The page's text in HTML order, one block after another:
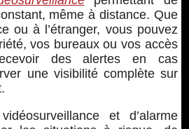
même à distance. Que
ou à l’étranger, vous pouvez
vos bureaux ou vos accès
des alertes en cas
une visibilité complète sur
et d’alarme